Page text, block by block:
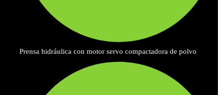
Prensa hidráulica con motor servo compactadora de polvo